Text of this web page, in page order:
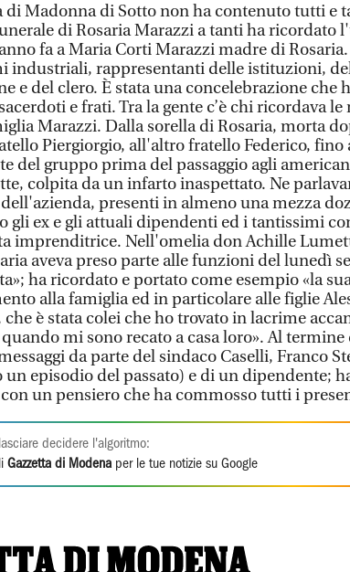
di Madonna di Sotto non ha contenuto tutti e
di Rosaria Marazzi a tanti ha ricordato
fa a Maria Corti Marazzi madre di Rosaria.
industriali, rappresentanti delle istituzioni,
e del clero. È stata una concelebrazione che
e frati. Tra la gente c’è chi ricordava
Marazzi. Dalla sorella di Rosaria, morta
Piergiorgio, all'altro fratello Federico,
del gruppo prima del passaggio agli
colpita da un infarto inaspettato. Ne
presenti in almeno una mezza
gli ex e gli attuali dipendenti ed i tantissimi
imprenditrice. Nell'omelia don Achille
aveva preso parte alle funzioni del lunedì
ha ricordato e portato come esempio «la
alla famiglia ed in particolare alle figlie
che è stata colei che ho trovato in lacrime
mi sono recato a casa loro». Al
da parte del sindaco Caselli, Franco
episodio del passato) e di un dipendente;
un pensiero che ha commosso tutti i
decidere l'algoritmo:
Gazzetta di Modena per le tue notizie su Google